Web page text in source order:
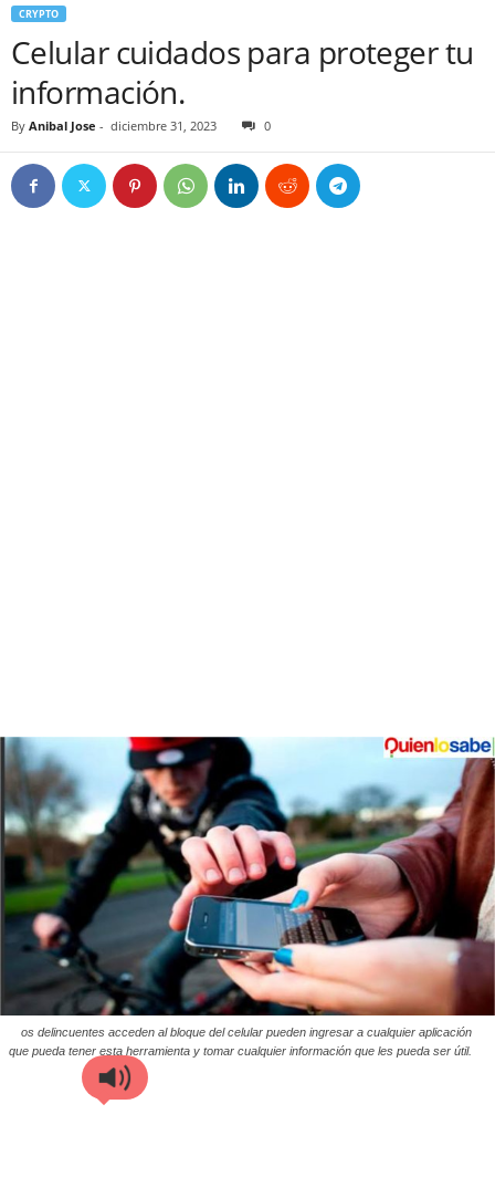
CRYPTO
Celular cuidados para proteger tu
información.
By Anibal Jose - diciembre 31, 2023 0
os delincuentes acceden al bloque del celular pueden ingresar a cualquier aplicación
que pueda tener esta herramienta y tomar cualquier información que les pueda ser útil.